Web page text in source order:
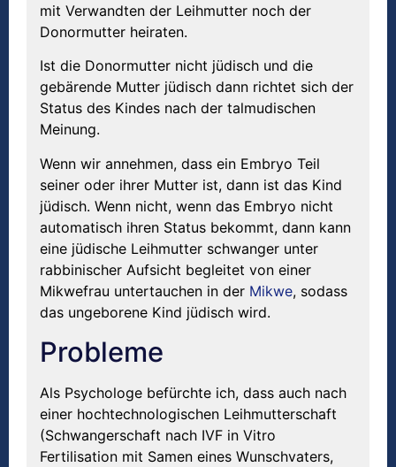
mit Verwandten der Leihmutter noch der
Donormutter heiraten.
Ist die Donormutter nicht jüdisch und die
gebärende Mutter jüdisch dann richtet sich der
Status des Kindes nach der talmudischen
Meinung.
Wenn wir annehmen, dass ein Embryo Teil
seiner oder ihrer Mutter ist, dann ist das Kind
jüdisch. Wenn nicht, wenn das Embryo nicht
automatisch ihren Status bekommt, dann kann
eine jüdische Leihmutter schwanger unter
rabbinischer Aufsicht begleitet von einer
Mikwefrau untertauchen in der Mikwe, sodass
das ungeborene Kind jüdisch wird.
Probleme
Als Psychologe befürchte ich, dass auch nach
einer hochtechnologischen Leihmutterschaft
(Schwangerschaft nach IVF in Vitro
Fertilisation mit Samen eines Wunschvaters,